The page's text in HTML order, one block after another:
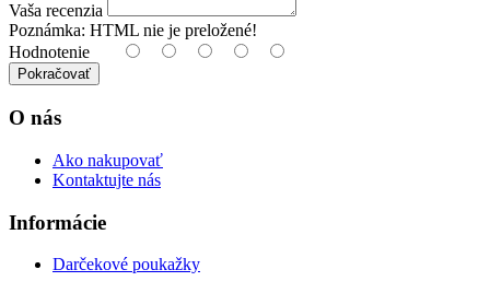
Vaša recenzia
Poznámka: HTML nie je preložené!
Hodnotenie
Pokračovať
O nás
Ako nakupovať
Kontaktujte nás
Informácie
Darčekové poukažky